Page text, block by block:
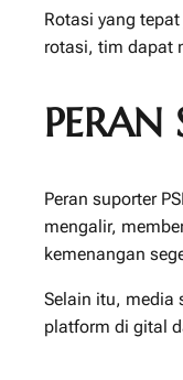
Rotasi yang
rotasi, tim dapat
Peran suporter
mengalir,
kemenangan
Selain itu, media
platform di gital